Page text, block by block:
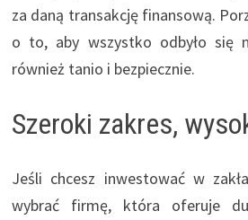
za daną transakcję finansową.
o to, aby wszystko odbyło się
również tanio i bezpiecznie.
Szeroki zakres,
Jeśli chcesz inwestować w
wybrać firmę, która oferuje